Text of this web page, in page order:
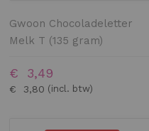
Gwoon Chocoladeletter
Melk T (135 gram)
€ 3,80
€ 3,49